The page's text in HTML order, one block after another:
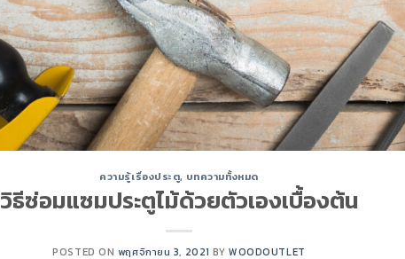
ความรู้เรื่องประตู, บทความทั้งหมด
วิธีซ่อมแซมประตูไม้ด้วยตัวเองเบื้องต้น
POSTED ON พฤศจิกายน 3, 2021 BYWOODOUTLET